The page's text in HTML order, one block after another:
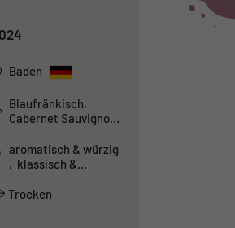
Baden
Blaufränkisch,
Cabernet Sauvignon,
Laurent
aromatisch & würzig
, klassisch &
Trocken